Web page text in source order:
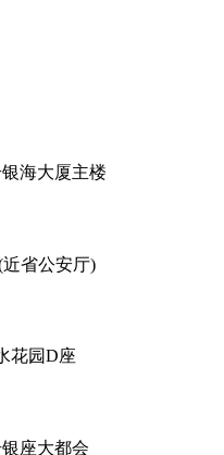
海大厦主楼
省公安厅)
花园D座
座大都会